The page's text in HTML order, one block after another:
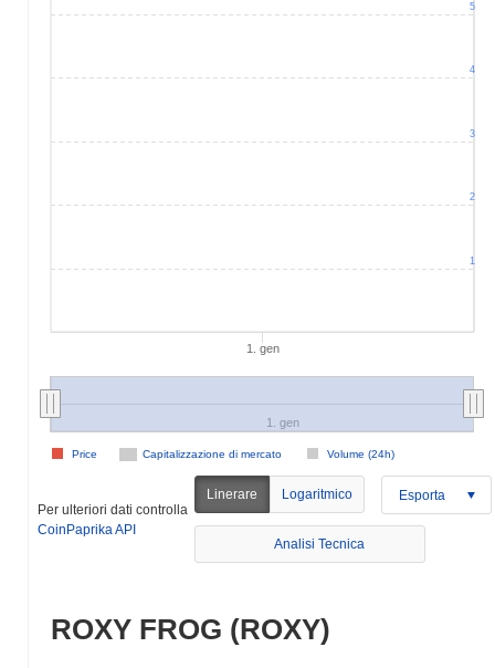
1. gen
Capitalizzazione di mercato Volume (24h)
Price
1. gen
1
2
3
4
5
Per ulteriori dati controlla
CoinPaprika API
Linerare Logaritmico Esporta
Analisi Tecnica
ROXY FROG (ROXY)